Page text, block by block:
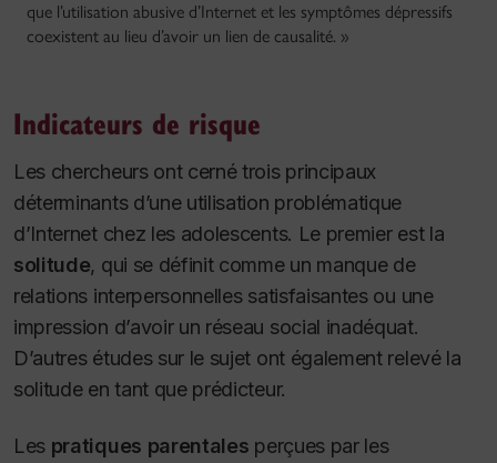
que l’utilisation abusive d’Internet et les symptômes dépressifs
coexistent au lieu d’avoir un lien de causalité. »
Indicateurs de risque
Les chercheurs ont cerné trois principaux
déterminants d’une utilisation problématique
d’Internet chez les adolescents. Le premier est la
solitude, qui se définit comme un manque de
relations interpersonnelles satisfaisantes ou une
impression d’avoir un réseau social inadéquat.
D’autres études sur le sujet ont également relevé la
solitude en tant que prédicteur.
Les pratiques parentales perçues par les